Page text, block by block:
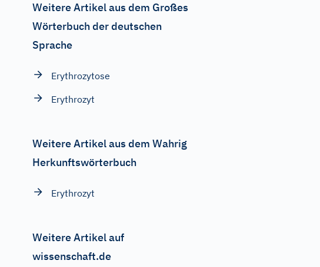
Weitere Artikel aus dem Großes
Wörterbuch der deutschen
Sprache
Erythrozytose
Erythrozyt
Weitere Artikel aus dem Wahrig
Herkunftswörterbuch
Erythrozyt
Weitere Artikel auf
wissenschaft.de